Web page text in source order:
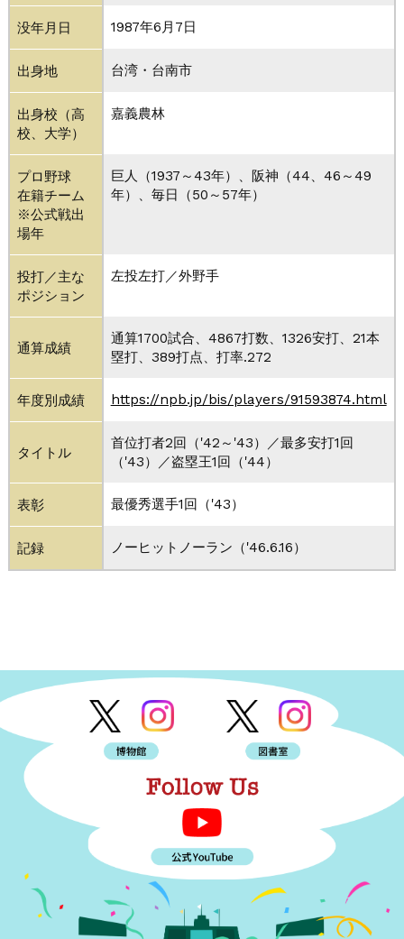
没年月日 1987年6月7日
出身地 台湾・台南市
出身校（高
校、大学）
嘉義農林
プロ野球
在籍チーム
※公式戦出
場年
巨人（1937～43年）、阪神（44、46～49
年）、毎日（50～57年）
投打／主な
ポジション
左投左打／外野手
通算成績
通算1700試合、4867打数、1326安打、21本
塁打、389打点、打率.272
年度別成績 https://npb.jp/bis/players/91593874.html
タイトル
首位打者2回（'42～'43）／最多安打1回
（'43）／盗塁王1回（'44）
表彰 最優秀選手1回（'43）
記録 ノーヒットノーラン（'46.6.16）